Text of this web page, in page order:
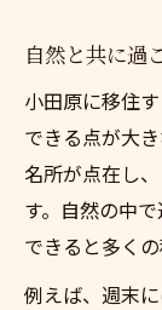
自然と共に過
小田原に移住
できる点が大
名所が点在し
す。自然の中
できると多く
例えば、週末